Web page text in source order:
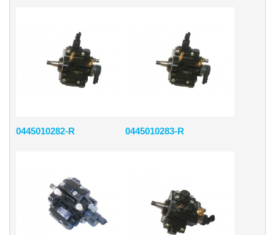
0445010282-R 0445010283-R